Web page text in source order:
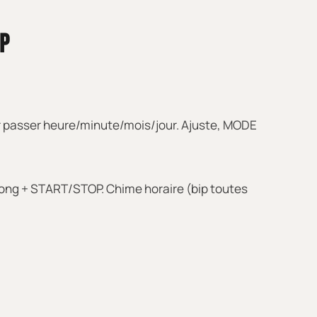
passer heure/minute/mois/jour. Ajuste, MODE
+ START/STOP. Chime horaire (bip toutes